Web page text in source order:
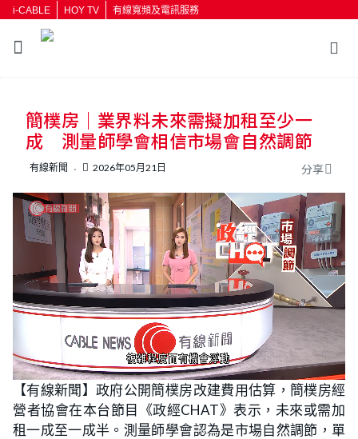
i-CABLE HOY TV 有線寬頻及電訊服務
按輸入鍵開始搜尋
簡樸房｜業界料未來需擬加租至少一
成 測量師學會相信市場會自然調節
有線新聞 2026年05月21日 分享
U
n
m
t
e
L
o
a
d
e
d
【有線新聞】政府公開簡樸房改建費用估算，簡樸房經
營者協會在本台節目《政經CHAT》表示，未來或需加
租一成至一成半。測量師學會認為是市場自然調節，單